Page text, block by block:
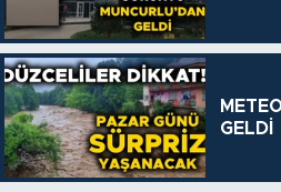
GELDİ